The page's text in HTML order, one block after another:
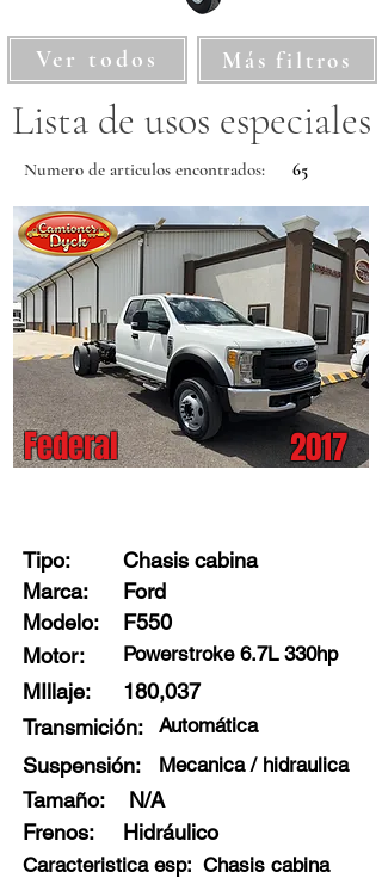
Ver todos Más filtros
Lista de usos especiales
Numero de articulos encontrados: 65
Federal 2017
Tipo:
Chasis cabina
Marca:
Ford
F550
Modelo:
Motor:
Powerstroke 6.7L 330hp
MIllaje:
180,037
Transmición:
Automática
Suspensión: Mecanica / hidraulica
Tamaño:
N/A
Frenos: Hidráulico
Caracteristica esp: Chasis cabina